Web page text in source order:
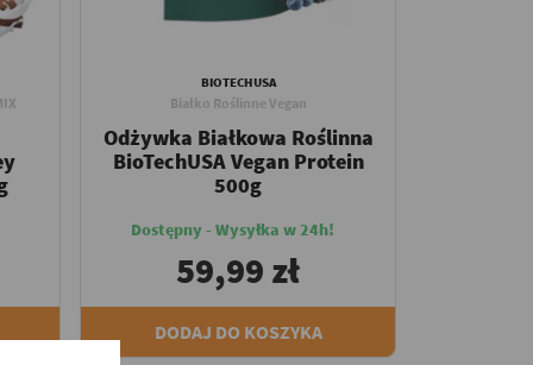
BIOTECHUSA
Białko Roślinne Vegan
Odżywka Białkowa Roślinna
BioTechUSA Vegan Protein
500g
Dostępny - Wysyłka w 24h!
59,99 zł
DODAJ DO KOSZYKA